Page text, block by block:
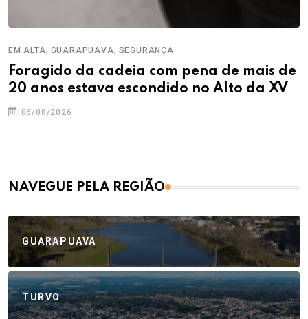
EM ALTA, GUARAPUAVA, SEGURANÇA
Foragido da cadeia com pena de mais de
20 anos estava escondido no Alto da XV
06/08/2026
NAVEGUE PELA REGIÃO
GUARAPUAVA
TURVO